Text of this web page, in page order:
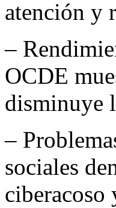
atención y
–
OCDE
disminuye
–
sociales